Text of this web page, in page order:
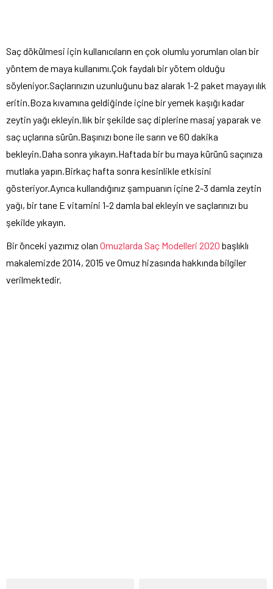
Saç dökülmesi için kullanıcıların en çok olumlu yorumları olan bir
yöntem de maya kullanımı.Çok faydalı bir yötem olduğu
söyleniyor.Saçlarınızın uzunluğunu baz alarak 1-2 paket mayayı ılık
eritin.Boza kıvamına geldiğinde içine bir yemek kaşığı kadar
zeytin yağı ekleyin.Ilık bir şekilde saç diplerine masaj yaparak ve
saç uçlarına sürün.Başınızı bone ile sarın ve 60 dakika
bekleyin.Daha sonra yıkayın.Haftada bir bu maya kürünü saçınıza
mutlaka yapın.Birkaç hafta sonra kesinlikle etkisini
gösteriyor.Ayrıca kullandığınız şampuanın içine 2-3 damla zeytin
yağı, bir tane E vitamini 1-2 damla bal ekleyin ve saçlarınızı bu
şekilde yıkayın.
Bir önceki yazımız olan Omuzlarda Saç Modelleri 2020 başlıklı
makalemizde 2014, 2015 ve Omuz hizasında hakkında bilgiler
verilmektedir.